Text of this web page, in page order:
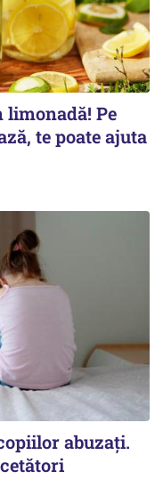
Pe
te poate ajuta
abuzați.